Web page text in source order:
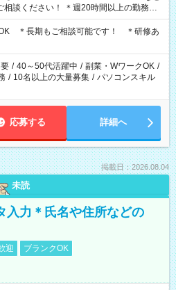
相談ください！ ＊週20時間以上の勤務を
＊長期もご相談可能です！ ＊研修あ
/ 40～50代活躍中 / 副業・WワークOK /
/ 10名以上の大量募集 / パソコンスキル
応募する 詳細へ
掲載日：2026.08.04
未読
入力＊氏名や住所などの
迎
ブランクOK